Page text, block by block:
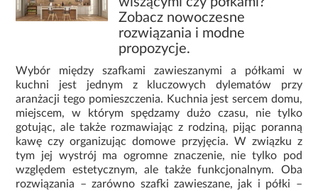
zabrudzenia.
Dobór odpowiednich materiałów przekłada się na
komfort użytkowania oraz estetykę wnętrza przez wiele
lat.
Wyposażenie kuchni i akcesoria
Oprócz mebli, kluczową rolę odgrywawyposażenie
kuchni. Akcesoria kuchenne, systemy cargo, wkłady do
szuflad czy organizery znacząco poprawiają
funkcjonalność przestrzeni i pomagają utrzymać
porządek.
Zobacz nowoczesne
rozwiązania i modne
propozycje.
Wybór między szafkami zawieszanymi a półkami w
kuchni jest jednym z kluczowych dylematów przy
aranżacji tego pomieszczenia. Kuchnia jest sercem domu,
miejscem, w którym spędzamy dużo czasu, nie tylko
gotując, ale także rozmawiając z rodziną, pijąc poranną
kawę czy organizując domowe przyjęcia. W związku z
tym jej wystrój ma ogromne znaczenie, nie tylko pod
względem estetycznym, ale także funkcjonalnym. Oba
rozwiązania – zarówno szafki zawieszane, jak i półki –